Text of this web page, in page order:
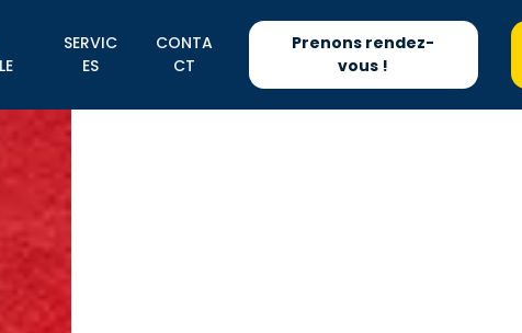
SERVIC
ES
CONTA
CT
Prenons rendez-
vous !